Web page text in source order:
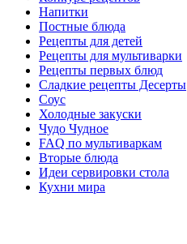
Напитки
Постные блюда
Рецепты для детей
Рецепты для мультиварки
Рецепты первых блюд
Сладкие рецепты Десерты
Соус
Холодные закуски
Чудо Чудное
FAQ по мультиваркам
Вторые блюда
Идеи сервировки стола
Кухни мира